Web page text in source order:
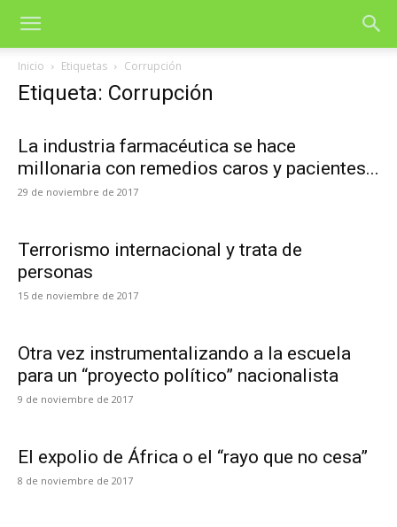
Inicio Etiquetas Corrupción
Etiqueta: Corrupción
La industria farmacéutica se hace
millonaria con remedios caros y pacientes...
29 de noviembre de 2017
Terrorismo internacional y trata de
personas
15 de noviembre de 2017
Otra vez instrumentalizando a la escuela
para un “proyecto político” nacionalista
9 de noviembre de 2017
El expolio de África o el “rayo que no cesa”
8 de noviembre de 2017